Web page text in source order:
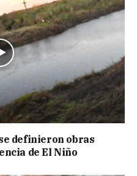
definieron obras
de El Niño